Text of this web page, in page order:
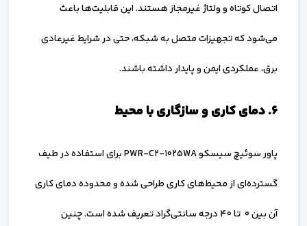
اتصال کوتاه و ولتاژ غیرمجاز هستند. این قابلیت‌ها باعث
می‌شود که تجهیزات متصل به شبکه، حتی در شرایط غیرعادی
برق، عملکردی ایمن و پایدار داشته باشند.
۶. دمای کاری و سازگاری با محیط
پاور سوئیچ سیسکو PWR-C2-1025WA برای استفاده در طیف
گسترده‌ای از محیط‌های کاری طراحی شده و محدوده دمای کاری
آن بین 0 تا 40 درجه سانتی‌گراد تعریف شده است. چنین